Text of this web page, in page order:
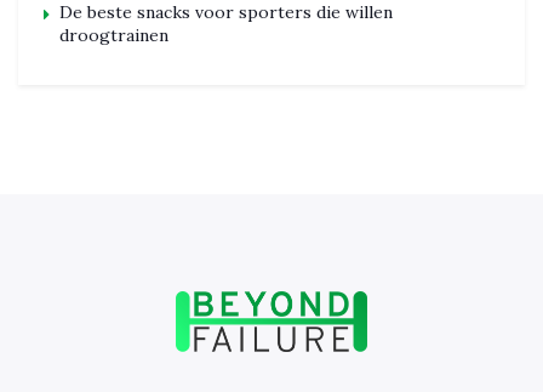
De beste snacks voor sporters die willen
droogtrainen